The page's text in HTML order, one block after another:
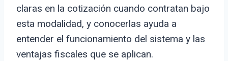
claras en la cotización cuando contratan bajo
esta modalidad, y conocerlas ayuda a
entender el funcionamiento del sistema y las
ventajas fiscales que se aplican.